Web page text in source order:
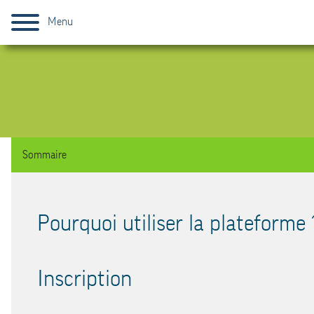
Menu
Sommaire
Pourquoi utiliser la plateforme
Inscription